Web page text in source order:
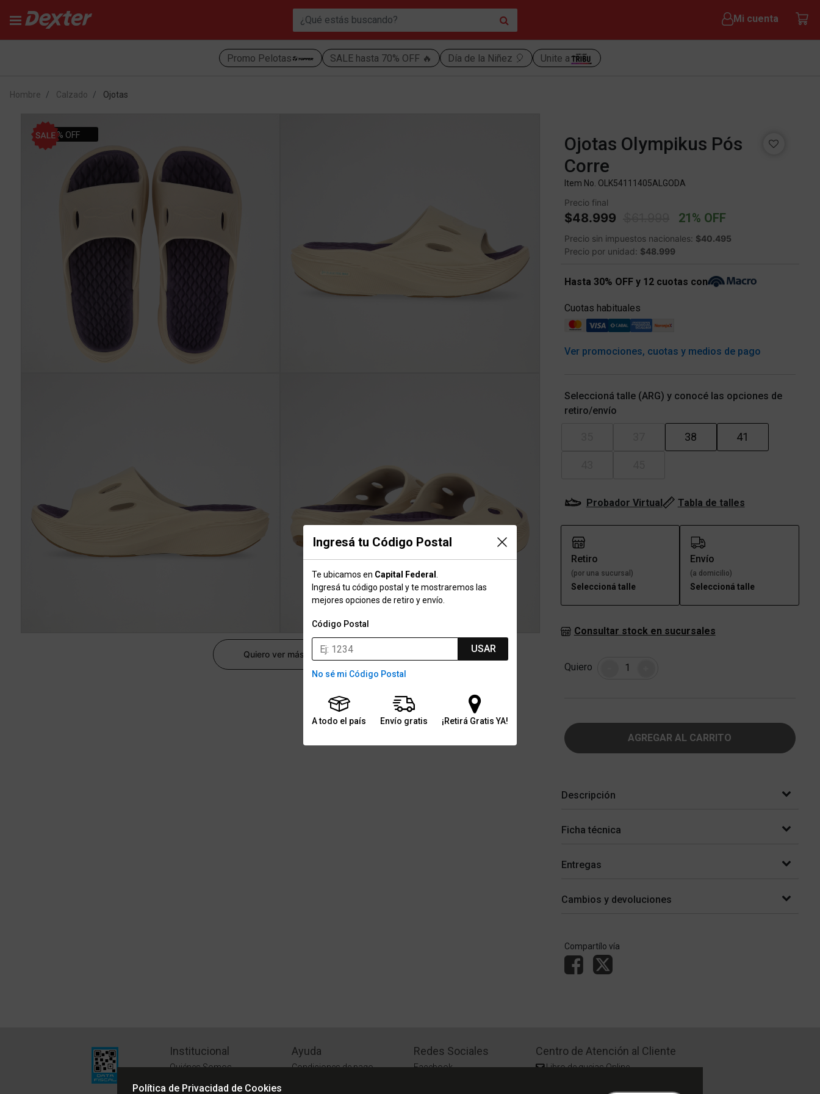
Mi cuenta
Promo Pelotas SALE hasta 70% OFF 🔥 Día de la Niñez 🎈 Unite a
Ingresá tu Código Postal
Te ubicamos en Capital Federal
Ingresá tu código postal y te mostraremos las
mejores opciones de retiro y envío.
Código Postal
USAR
No sé mi Código Postal
A todo el país Envío gratis ¡Retirá Gratis YA!
Hombre Calzado Ojotas
20% OFF
Quiero ver más
Ojotas Olympikus Pós
Corre
Item No. OLK54111405ALGODA
Precio final
$48.999 Price reduced from
$61.999 21% OFF
Precio sin impuestos nacionales: $40.495
Precio por unidad: $48.999
Hasta 30% OFF y 12 cuotas con
Cuotas habituales
Ver promociones, cuotas y medios de pago
Seleccioná talle (ARG) y conocé las opciones de
retiro/envío
38 41
Probador Virtual Tabla de talles
Retiro
(por una sucursal)
Seleccioná talle
Envío
(a domicilio)
Seleccioná talle
Consultar stock en sucursales
Quiero Cantidad
AGREGAR AL CARRITO
Descripción
Ficha técnica
Entregas
Cambios y devoluciones
Compartílo vía
Institucional
Quiénes Somos
Políticas de Privacidad
Ayuda
Condiciones de pago
Redes Sociales
Facebook
Centro de Atención al Cliente
Libro de quejas Online
Política de Privacidad de Cookies